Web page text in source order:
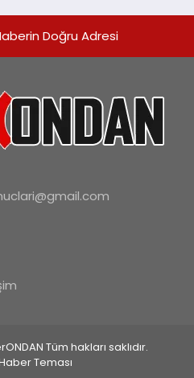
Doğru Adresi
Tüm hakları saklıdır.
Teması